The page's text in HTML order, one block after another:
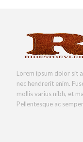
Lorem ipsum dolor sit
nec hendrerit enim.
mollis varius nibh, et
Pellentesque ac